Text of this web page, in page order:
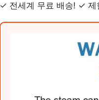
✓ 전세계 무료 배송! ✓